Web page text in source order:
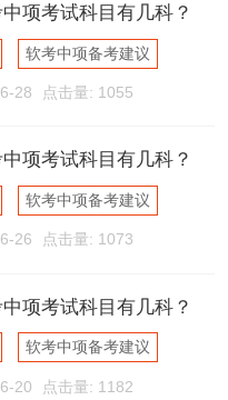
项考试科目有几科？
软考中项备考建议
28 点击量: 1055
项考试科目有几科？
软考中项备考建议
26 点击量: 1073
项考试科目有几科？
软考中项备考建议
20 点击量: 1182